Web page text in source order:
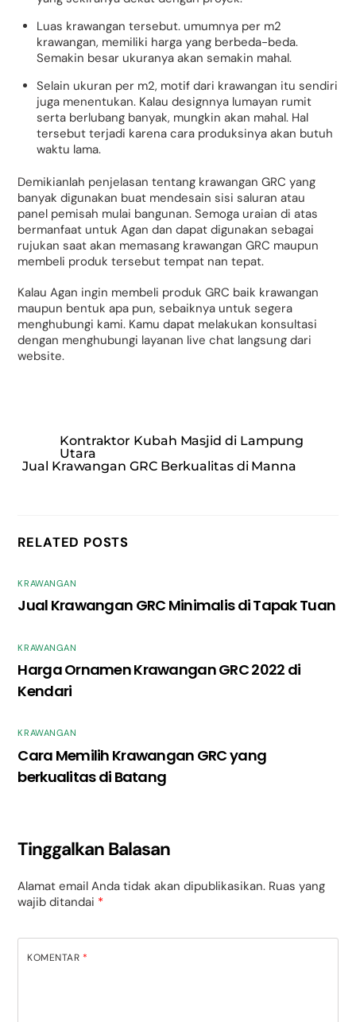
Luas krawangan tersebut. umumnya per m2
krawangan, memiliki harga yang berbeda-beda.
Semakin besar ukuranya akan semakin mahal.
Selain ukuran per m2, motif dari krawangan itu sendiri
juga menentukan. Kalau designnya lumayan rumit
serta berlubang banyak, mungkin akan mahal. Hal
tersebut terjadi karena cara produksinya akan butuh
waktu lama.
Demikianlah penjelasan tentang krawangan GRC yang
banyak digunakan buat mendesain sisi saluran atau
panel pemisah mulai bangunan. Semoga uraian di atas
bermanfaat untuk Agan dan dapat digunakan sebagai
rujukan saat akan memasang krawangan GRC maupun
membeli produk tersebut tempat nan tepat.
Kalau Agan ingin membeli produk GRC baik krawangan
maupun bentuk apa pun, sebaiknya untuk segera
menghubungi kami. Kamu dapat melakukan konsultasi
dengan menghubungi layanan live chat langsung dari
website.
Kontraktor Kubah Masjid di Lampung
Utara
Jual Krawangan GRC Berkualitas di Manna
RELATED POSTS
KRAWANGAN
Jual Krawangan GRC Minimalis di Tapak Tuan
KRAWANGAN
Harga Ornamen Krawangan GRC 2022 di
Kendari
KRAWANGAN
Cara Memilih Krawangan GRC yang
berkualitas di Batang
Tinggalkan Balasan
Alamat email Anda tidak akan dipublikasikan. Ruas yang
wajib ditandai *
KOMENTAR *